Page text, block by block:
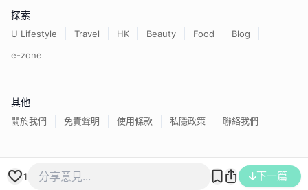
1 下一篇
探索
U Lifestyle Travel HK Beauty Food
Blog
e-zone
其他
關於我們 免責聲明 使用條款 私隱政策 聯絡我們
香港經濟日報版權所有©